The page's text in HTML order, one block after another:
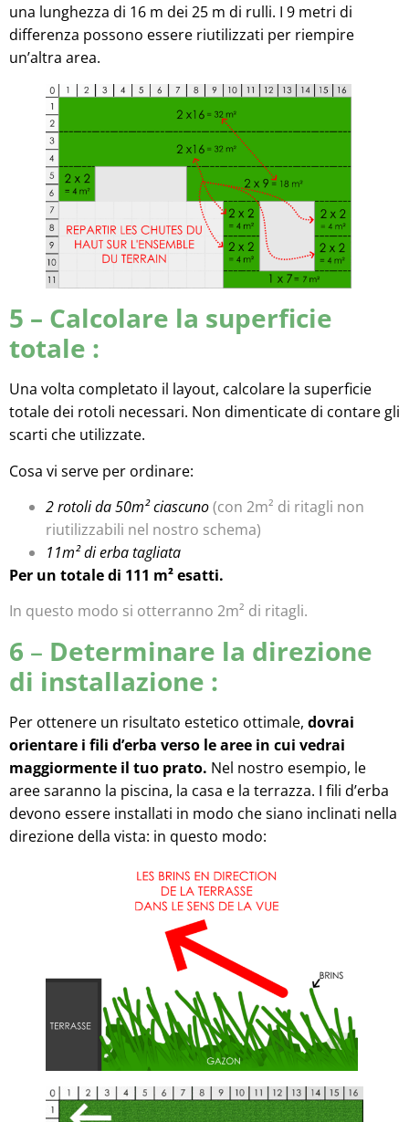
una lunghezza di 16 m dei 25 m di rulli. I 9 metri di
differenza possono essere riutilizzati per riempire
un’altra area.
5 – Calcolare la superficie
totale :
Una volta completato il layout, calcolare la superficie
totale dei rotoli necessari. Non dimenticate di contare gli
scarti che utilizzate.
Cosa vi serve per ordinare:
2 rotoli da 50m² ciascuno(con 2m² di ritagli non
riutilizzabili nel nostro schema)
11m² di erba tagliata
Per un totale di 111 m² esatti.
In questo modo si otterranno 2m² di ritagli.
6 – Determinare la direzione
di installazione :
Per ottenere un risultato estetico ottimale, dovrai
orientare i fili d’erba verso le aree in cui vedrai
maggiormente il tuo prato. Nel nostro esempio, le
aree saranno la piscina, la casa e la terrazza. I fili d’erba
devono essere installati in modo che siano inclinati nella
direzione della vista: in questo modo: